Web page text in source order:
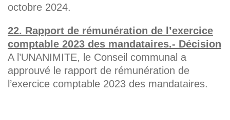
octobre 2024.
22. Rapport de rémunération de l’exercice
comptable 2023 des mandataires.- Décision
A l’UNANIMITE, le Conseil communal a
approuvé le rapport de rémunération de
l’exercice comptable 2023 des mandataires.